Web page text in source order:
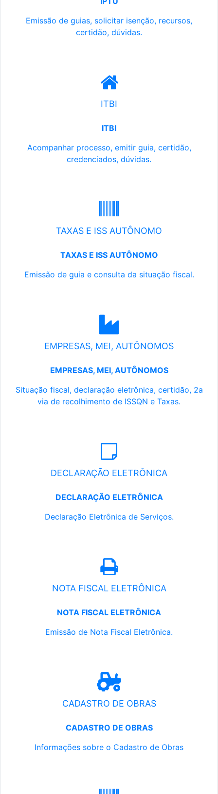
Emissão de guias, solicitar isenção, recursos,
certidão, dúvidas.
ITBI
ITBI
Acompanhar processo, emitir guia, certidão,
credenciados, dúvidas.
TAXAS E ISS AUTÔNOMO
TAXAS E ISS AUTÔNOMO
Emissão de guia e consulta da situação fiscal.
EMPRESAS, MEI, AUTÔNOMOS
EMPRESAS, MEI, AUTÔNOMOS
Situação fiscal, declaração eletrônica, certidão, 2a
via de recolhimento de ISSQN e Taxas.
DECLARAÇÃO ELETRÔNICA
DECLARAÇÃO ELETRÔNICA
Declaração Eletrônica de Serviços.
NOTA FISCAL ELETRÔNICA
NOTA FISCAL ELETRÔNICA
Emissão de Nota Fiscal Eletrônica.
CADASTRO DE OBRAS
CADASTRO DE OBRAS
Informações sobre o Cadastro de Obras